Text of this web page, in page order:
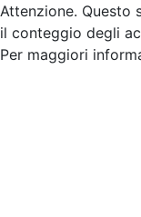
Attenzione.
il conteggio degli
Per maggiori